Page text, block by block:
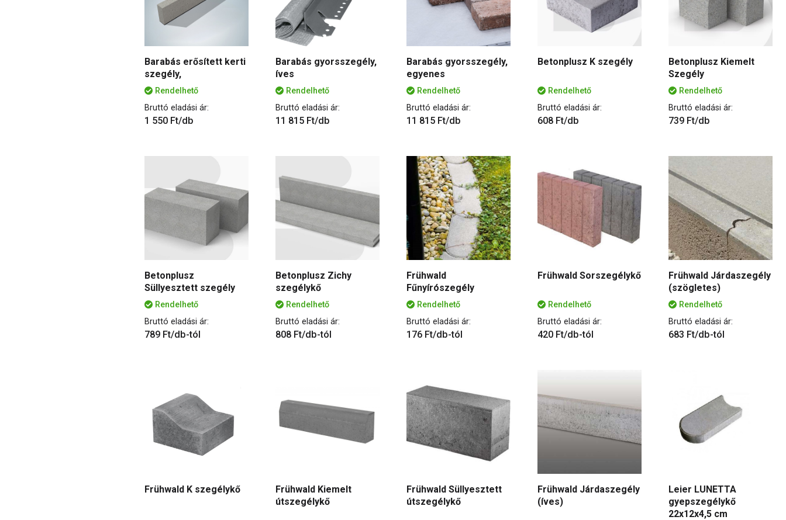
Barabás erősített kerti
szegély,
Rendelhető
Bruttó eladási ár:
1 550 Ft/db
Barabás gyorsszegély,
íves
Rendelhető
Bruttó eladási ár:
11 815 Ft/db
Barabás gyorsszegély,
egyenes
Rendelhető
Bruttó eladási ár:
11 815 Ft/db
Betonplusz K szegély
Rendelhető
Bruttó eladási ár:
608 Ft/db
Betonplusz Kiemelt
Szegély
Rendelhető
Bruttó eladási ár:
739 Ft/db
Betonplusz
Süllyesztett szegély
Rendelhető
Bruttó eladási ár:
789 Ft/db-tól
Betonplusz Zichy
szegélykő
Rendelhető
Bruttó eladási ár:
808 Ft/db-tól
Frühwald
Fűnyírószegély
Rendelhető
Bruttó eladási ár:
176 Ft/db-tól
Frühwald Sorszegélykő
Rendelhető
Bruttó eladási ár:
420 Ft/db-tól
Frühwald Járdaszegély
(szögletes)
Rendelhető
Bruttó eladási ár:
683 Ft/db-tól
Frühwald K szegélykő
Frühwald Kiemelt
útszegélykő
Frühwald Süllyesztett
útszegélykő
Frühwald Járdaszegély
(íves)
Leier LUNETTA
gyepszegélykő
22x12x4,5 cm